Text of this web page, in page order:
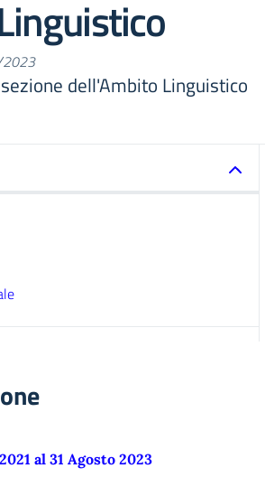
2023
dell'Ambito Linguistico
al 31 Agosto 2023